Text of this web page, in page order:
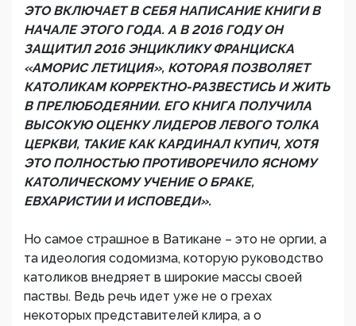
ЭТО ВКЛЮЧАЕТ В СЕБЯ НАПИСАНИЕ КНИГИ В
НАЧАЛЕ ЭТОГО ГОДА. А В 2016 ГОДУ ОН
ЗАЩИТИЛ 2016 ЭНЦИКЛИКУ ФРАНЦИСКА
«АМОРИС ЛЕТИЦИЯ», КОТОРАЯ ПОЗВОЛЯЕТ
КАТОЛИКАМ КОРРЕКТНО-РАЗВЕСТИСЬ И ЖИТЬ
В ПРЕЛЮБОДЕЯНИИ. ЕГО КНИГА ПОЛУЧИЛА
ВЫСОКУЮ ОЦЕНКУ ЛИДЕРОВ ЛЕВОГО ТОЛКА
ЦЕРКВИ, ТАКИЕ КАК КАРДИНАЛ КУПИЧ, ХОТЯ
ЭТО ПОЛНОСТЬЮ ПРОТИВОРЕЧИЛО ЯСНОМУ
КАТОЛИЧЕСКОМУ УЧЕНИЕ О БРАКЕ,
ЕВХАРИСТИИ И ИСПОВЕДИ».
Но самое страшное в Ватикане – это не оргии, а
та идеология содомизма, которую руководство
католиков внедряет в широкие массы своей
паствы. Ведь речь идет уже не о грехах
некоторых представителей клира, а о